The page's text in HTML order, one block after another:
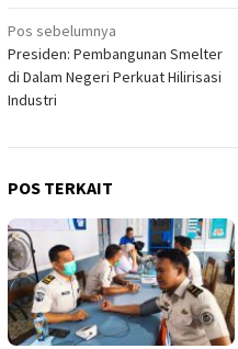
Navigasi
pos
Pos sebelumnya
Presiden: Pembangunan Smelter
di Dalam Negeri Perkuat Hilirisasi
Industri
POS TERKAIT